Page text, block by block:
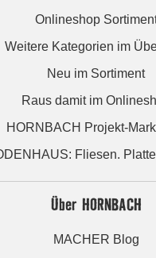
Onlineshop
Weitere Kategorien im
Neu im Sortiment
Raus damit im
HORNBACH Projekt-
Fliesen.
Über HORNBACH
MACHER Blog